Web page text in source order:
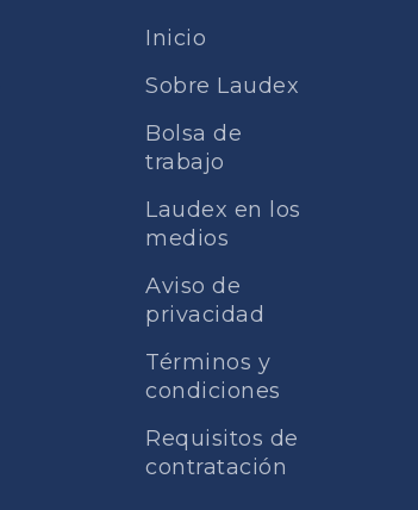
Inicio
Sobre Laudex
Bolsa de
trabajo
Laudex en los
medios
Aviso de
privacidad
Términos y
condiciones
Requisitos de
contratación